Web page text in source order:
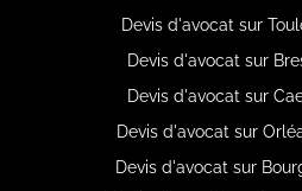
Devis d'avocat sur
Devis d'avocat sur
Devis d'avocat sur
Devis d'avocat sur
Devis d'avocat sur